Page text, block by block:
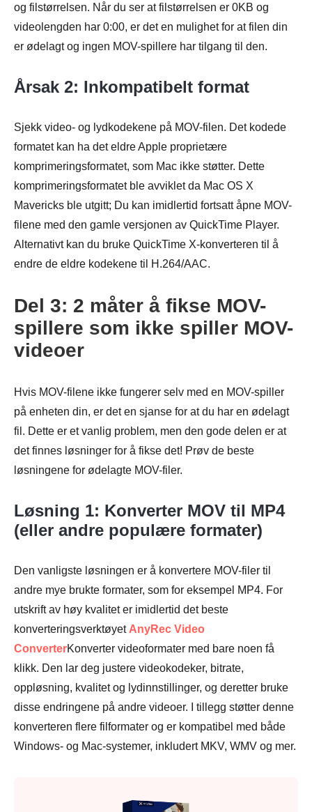
og filstørrelsen. Når du ser at filstørrelsen er 0KB og
videolengden har 0:00, er det en mulighet for at filen din
er ødelagt og ingen MOV-spillere har tilgang til den.
Årsak 2: Inkompatibelt format
Sjekk video- og lydkodekene på MOV-filen. Det kodede
formatet kan ha det eldre Apple proprietære
komprimeringsformatet, som Mac ikke støtter. Dette
komprimeringsformatet ble avviklet da Mac OS X
Mavericks ble utgitt; Du kan imidlertid fortsatt åpne MOV-
filene med den gamle versjonen av QuickTime Player.
Alternativt kan du bruke QuickTime X-konverteren til å
endre de eldre kodekene til H.264/AAC.
Del 3: 2 måter å fikse MOV-
spillere som ikke spiller MOV-
videoer
Hvis MOV-filene ikke fungerer selv med en MOV-spiller
på enheten din, er det en sjanse for at du har en ødelagt
fil. Dette er et vanlig problem, men den gode delen er at
det finnes løsninger for å fikse det! Prøv de beste
løsningene for ødelagte MOV-filer.
Løsning 1: Konverter MOV til MP4
(eller andre populære formater)
Den vanligste løsningen er å konvertere MOV-filer til
andre mye brukte formater, som for eksempel MP4. For
utskrift av høy kvalitet er imidlertid det beste
konverteringsverktøyet AnyRec Video
ConverterKonverter videoformater med bare noen få
klikk. Den lar deg justere videokodeker, bitrate,
oppløsning, kvalitet og lydinnstillinger, og deretter bruke
disse endringene på andre videoer. I tillegg støtter denne
konverteren flere filformater og er kompatibel med både
Windows- og Mac-systemer, inkludert MKV, WMV og mer.